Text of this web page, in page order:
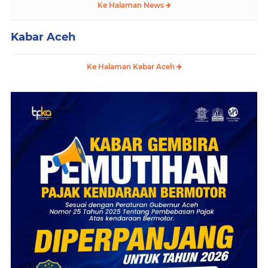
Ke Halaman News
Kabar Aceh
Ke Halaman Kabar Aceh